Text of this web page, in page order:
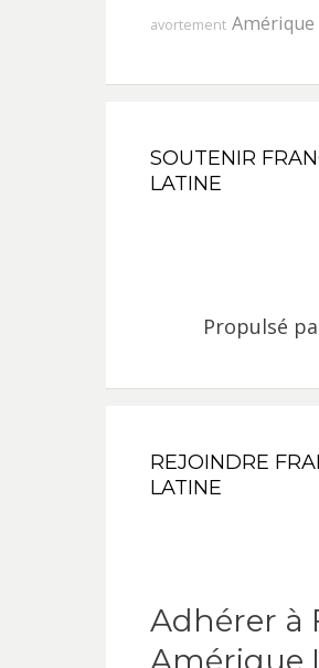
avortement
SOUTENIR
LATINE
Propulsé
REJOINDRE
LATINE
Adhérer à